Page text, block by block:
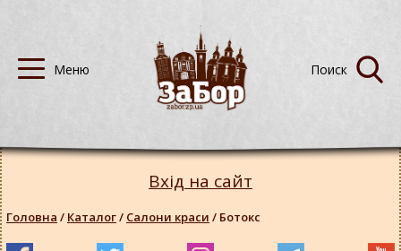
Вхід на сайт
Головна / Каталог/ Салони краси / Ботокс